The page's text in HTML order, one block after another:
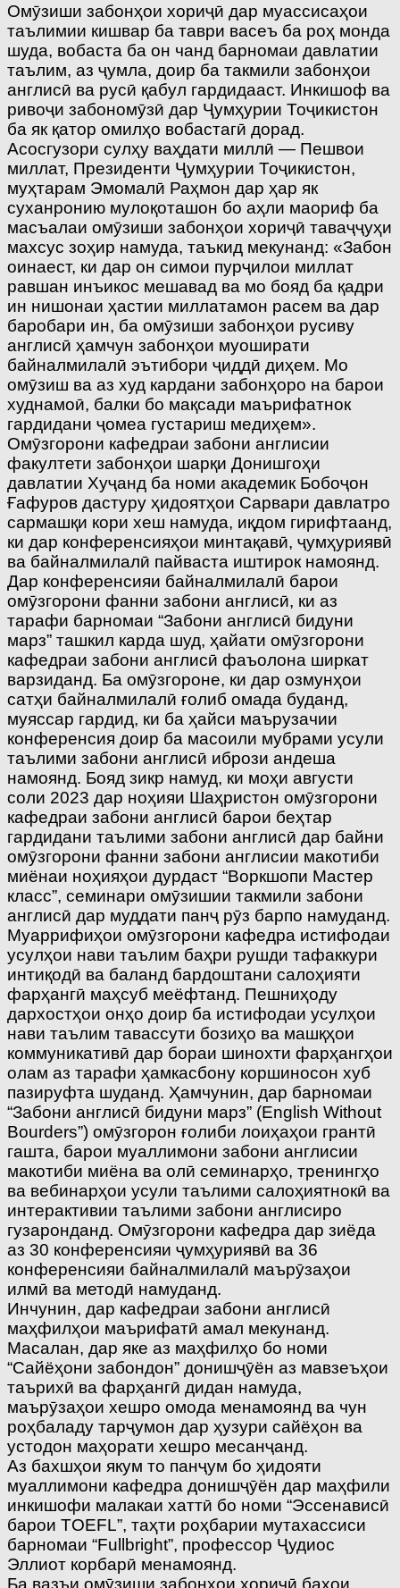
Омӯзиши забонҳои хориҷӣ дар муассисаҳои
таълимии кишвар ба таври васеъ ба роҳ монда
шуда, вобаста ба он чанд барномаи давлатии
таълим, аз ҷумла, доир ба такмили забонҳои
англисӣ ва русӣ қабул гардидааст. Инкишоф ва
ривоҷи забономӯзӣ дар Ҷумҳурии Тоҷикистон
ба як қатор омилҳо вобастагӣ дорад.
Асосгузори сулҳу ваҳдати миллӣ — Пешвои
миллат, Президенти Ҷумҳурии Тоҷикистон,
муҳтарам Эмомалӣ Раҳмон дар ҳар як
суханронию мулоқоташон бо аҳли маориф ба
масъалаи омӯзиши забонҳои хориҷӣ таваҷҷуҳи
махсус зоҳир намуда, таъкид мекунанд: «Забон
оинаест, ки дар он симои пурҷилои миллат
равшан инъикос мешавад ва мо бояд ба қадри
ин нишонаи ҳастии миллатамон расем ва дар
баробари ин, ба омӯзиши забонҳои русиву
англисӣ ҳамчун забонҳои муоширати
байналмилалӣ эътибори ҷиддӣ диҳем. Мо
омӯзиш ва аз худ кардани забонҳоро на барои
худнамоӣ, балки бо мақсади маърифатнок
гардидани ҷомеа густариш медиҳем».
Омӯзгорони кафедраи забони англисии
факултети забонҳои шарқи Донишгоҳи
давлатии Хуҷанд ба номи академик Бобоҷон
Ғафуров дастуру ҳидоятҳои Сарвари давлатро
сармашқи кори хеш намуда, иқдом гирифтаанд,
ки дар конференсияҳои минтақавӣ, ҷумҳуриявӣ
ва байналмилалӣ пайваста иштирок намоянд.
Дар конференсияи байналмилалӣ барои
омӯзгорони фанни забони англисӣ, ки аз
тарафи барномаи “Забони англисӣ бидуни
марз” ташкил карда шуд, ҳайати омӯзгорони
кафедраи забони англисӣ фаъолона ширкат
варзиданд. Ба омӯзгороне, ки дар озмунҳои
сатҳи байналмилалӣ ғолиб омада буданд,
муяссар гардид, ки ба ҳайси маърузачии
конференсия доир ба масоили мубрами усули
таълими забони англисӣ ибрози андеша
намоянд. Бояд зикр намуд, ки моҳи августи
соли 2023 дар ноҳияи Шаҳристон омӯзгорони
кафедраи забони англисӣ барои беҳтар
гардидани таълими забони англисӣ дар байни
омӯзгорони фанни забони англисии макотиби
миёнаи ноҳияҳои дурдаст “Воркшопи Мастер
класс”, семинари омӯзишии такмили забони
англисӣ дар муддати панҷ рӯз барпо намуданд.
Муаррифиҳои омӯзгорони кафедра истифодаи
усулҳои нави таълим баҳри рушди тафаккури
интиқодӣ ва баланд бардоштани салоҳияти
фарҳангӣ маҳсуб меёфтанд. Пешниҳоду
дархостҳои онҳо доир ба истифодаи усулҳои
нави таълим тавассути бозиҳо ва машқҳои
коммуникативӣ дар бораи шинохти фарҳангҳои
олам аз тарафи ҳамкасбону коршиносон хуб
пазируфта шуданд. Ҳамчунин, дар барномаи
“Забони англисӣ бидуни марз” (English Without
Bourders”) омӯзгорон ғолиби лоиҳаҳои грантӣ
гашта, барои муаллимони забони англисии
макотиби миёна ва олӣ семинарҳо, тренингҳо
ва вебинарҳои усули таълими салоҳиятнокӣ ва
интерактивии таълими забони англисиро
гузаронданд. Омӯзгорони кафедра дар зиёда
аз 30 конференсияи ҷумҳуриявӣ ва 36
конференсияи байналмилалӣ маърӯзаҳои
илмӣ ва методӣ намуданд.
Инчунин, дар кафедраи забони англисӣ
маҳфилҳои маърифатӣ амал мекунанд.
Масалан, дар яке аз маҳфилҳо бо номи
“Сайёҳони забондон” донишҷӯён аз мавзеъҳои
таърихӣ ва фарҳангӣ дидан намуда,
маърӯзаҳои хешро омода менамоянд ва чун
роҳбаладу тарҷумон дар ҳузури сайёҳон ва
устодон маҳорати хешро месанҷанд.
Аз бахшҳои якум то панҷум бо ҳидояти
муаллимони кафедра донишҷӯён дар маҳфили
инкишофи малакаи хаттӣ бо номи “Эссенависӣ
барои TOEFL”, таҳти роҳбарии мутахассиси
барномаи “Fullbright”, профессор Ҷудиос
Эллиот корбарӣ менамоянд.
Ба вазъи омӯзиши забонҳои хориҷӣ баҳои